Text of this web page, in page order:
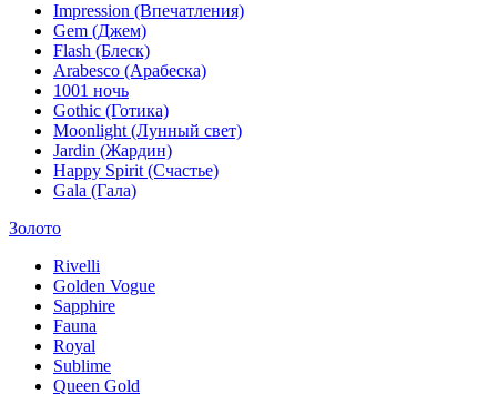
Impression (Впечатления)
Gem (Джем)
Flash (Блеск)
Arabesco (Арабеска)
1001 ночь
Gothic (Готика)
Moonlight (Лунный свет)
Jardin (Жардин)
Happy Spirit (Счастье)
Gala (Гала)
Золото
Rivelli
Golden Vogue
Sapphire
Fauna
Royal
Sublime
Queen Gold